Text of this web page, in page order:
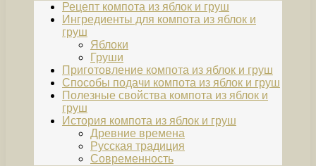
Рецепт компота из яблок и груш
Ингредиенты для компота из яблок и
груш
Яблоки
Груши
Приготовление компота из яблок и груш
Способы подачи компота из яблок и груш
Полезные свойства компота из яблок и
груш
История компота из яблок и груш
Древние времена
Русская традиция
Современность